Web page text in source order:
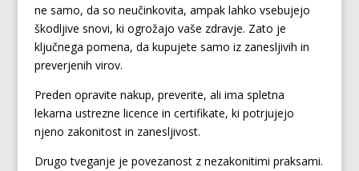
ne samo, da so neučinkovita, ampak lahko vsebujejo
škodljive snovi, ki ogrožajo vaše zdravje. Zato je
ključnega pomena, da kupujete samo iz zanesljivih in
preverjenih virov.
Preden opravite nakup, preverite, ali ima spletna
lekarna ustrezne licence in certifikate, ki potrjujejo
njeno zakonitost in zanesljivost.
Drugo tveganje je povezanost z nezakonitimi praksami.